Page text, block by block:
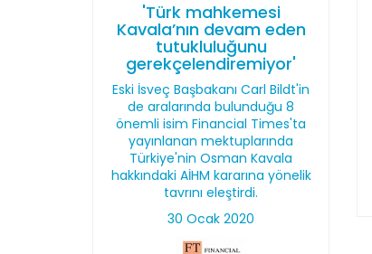
'Türk mahkemesi
Kavala’nın devam eden
tutukluluğunu
gerekçelendiremiyor'
Eski İsveç Başbakanı Carl Bildt'in
de aralarında bulunduğu 8
önemli isim Financial Times'ta
yayınlanan mektuplarında
Türkiye'nin Osman Kavala
hakkındaki AİHM kararına yönelik
tavrını eleştirdi.
30 Ocak 2020